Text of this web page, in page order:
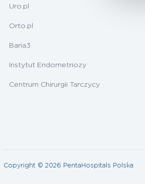
Uro.pl
Orto.pl
Baria3
Instytut Endometriozy
Centrum Chirurgii Tarczycy
Copyright © 2026 PentaHospitals Polska